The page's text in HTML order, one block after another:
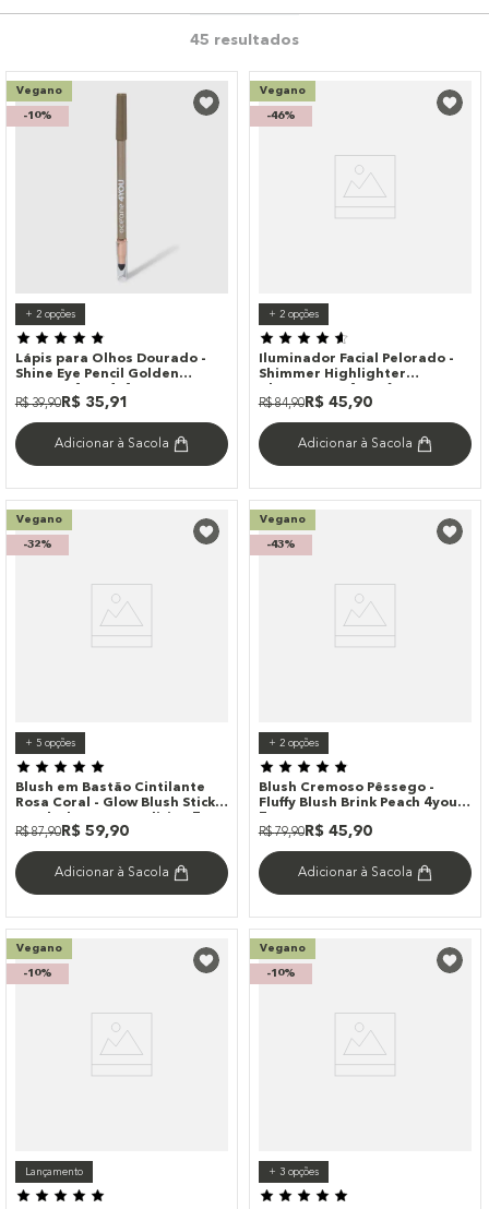
45
Vegano
-10%
+ 2opções
Lápis para Olhos Dourado -
Shine Eye Pencil Golden
R$ 39,90R$ 35,91
Adicionar à Sacola
Vegano
-46%
+ 2opções
Iluminador Facial Pelorado -
Shimmer Highlighter
R$ 84,90R$ 45,90
Adicionar à Sacola
Vegano
-32%
+ 5opções
Blush em Bastão Cintilante
Rosa Coral - Glow Blush Stick
R$ 87,90R$ 59,90
Adicionar à Sacola
Vegano
-43%
+ 2opções
Blush Cremoso Pêssego -
Fluffy Blush Brink Peach 4you
R$ 79,90R$ 45,90
Adicionar à Sacola
Vegano
-10%
Lançamento
Vegano
-10%
+ 3opções